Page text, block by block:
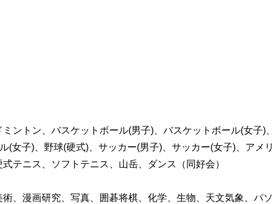
ントン、バスケットボール(男子)、バスケットボール(女子)、
(女子)、野球(硬式)、サッカー(男子)、サッカー(女子)、アメリ
テニス、ソフトテニス、山岳、ダンス（同好会）
、漫画研究、写真、囲碁将棋、化学、生物、天文気象、パソ